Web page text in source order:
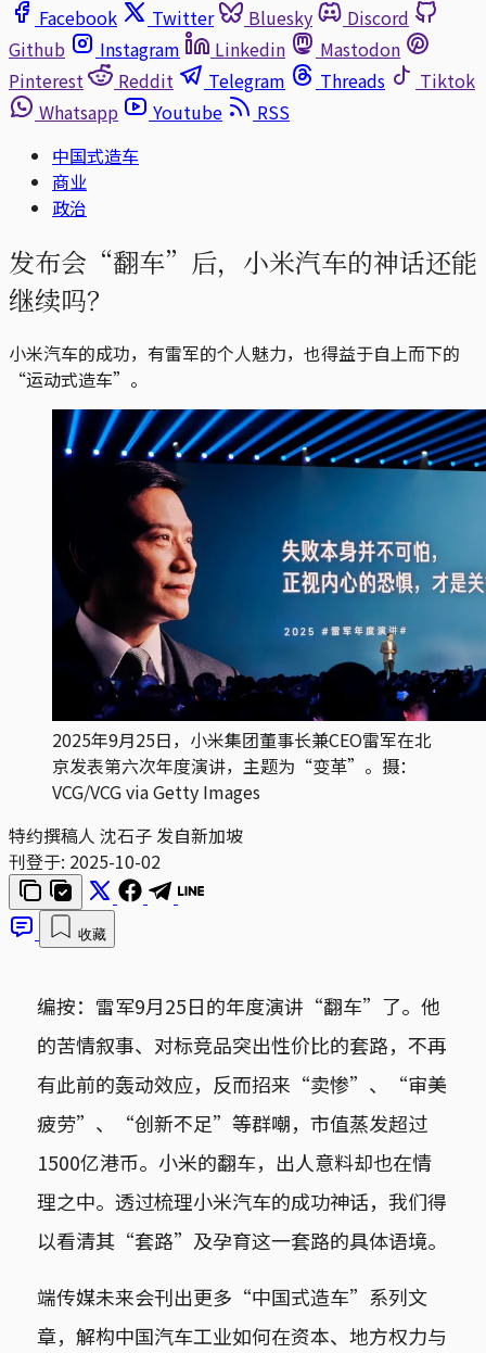
Facebook
Twitter Bluesky
Discord
Github
Instagram Linkedin
Mastodon
Pinterest
Reddit Telegram Threads
Tiktok
Whatsapp
Youtube
RSS
中国式造车
商业
政治
发布会“翻车”后，小米汽车的神话还能
继续吗？
小米汽车的成功，有雷军的个人魅力，也得益于自上而下的
“运动式造车”。
2025年9月25日，小米集团董事长兼CEO雷军在北
京发表第六次年度演讲，主题为“变革”。摄：
VCG/VCG via Getty Images
特约撰稿人 沈石子 发自新加坡
刊登于: 2025-10-02
收藏
编按：雷军9月25日的年度演讲“翻车”了。他
的苦情叙事、对标竞品突出性价比的套路，不再
有此前的轰动效应，反而招来“卖惨”、“审美
疲劳”、“创新不足”等群嘲，市值蒸发超过
1500亿港币。小米的翻车，出人意料却也在情
理之中。透过梳理小米汽车的成功神话，我们得
以看清其“套路”及孕育这一套路的具体语境。
端传媒未来会刊出更多“中国式造车”系列文
章，解构中国汽车工业如何在资本、地方权力与